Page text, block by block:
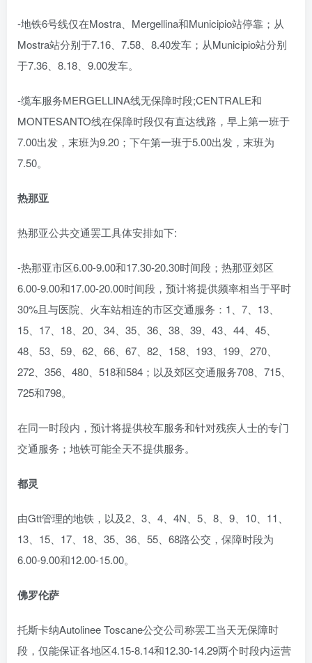
-地铁6号线仅在Mostra、Mergellina和Municipio站停靠；从
Mostra站分别于7.16、7.58、8.40发车；从Municipio站分别
于7.36、8.18、9.00发车。
-缆车服务MERGELLINA线无保障时段;CENTRALE和
MONTESANTO线在保障时段仅有直达线路，早上第一班于
7.00出发，末班为9.20；下午第一班于5.00出发，末班为
7.50。
热那亚
热那亚公共交通罢工具体安排如下:
-热那亚市区6.00-9.00和17.30-20.30时间段；热那亚郊区
6.00-9.00和17.00-20.00时间段，预计将提供频率相当于平时
30%且与医院、火车站相连的市区交通服务：1、7、13、
15、17、18、20、34、35、36、38、39、43、44、45、
48、53、59、62、66、67、82、158、193、199、270、
272、356、480、518和584；以及郊区交通服务708、715、
725和798。
在同一时段内，预计将提供校车服务和针对残疾人士的专门
交通服务；地铁可能全天不提供服务。
都灵
由Gtt管理的地铁，以及2、3、4、4N、5、8、9、10、11、
13、15、17、18、35、36、55、68路公交，保障时段为
6.00-9.00和12.00-15.00。
佛罗伦萨
托斯卡纳Autolinee Toscane公交公司称罢工当天无保障时
段，仅能保证各地区4.15-8.14和12.30-14.29两个时段内运营